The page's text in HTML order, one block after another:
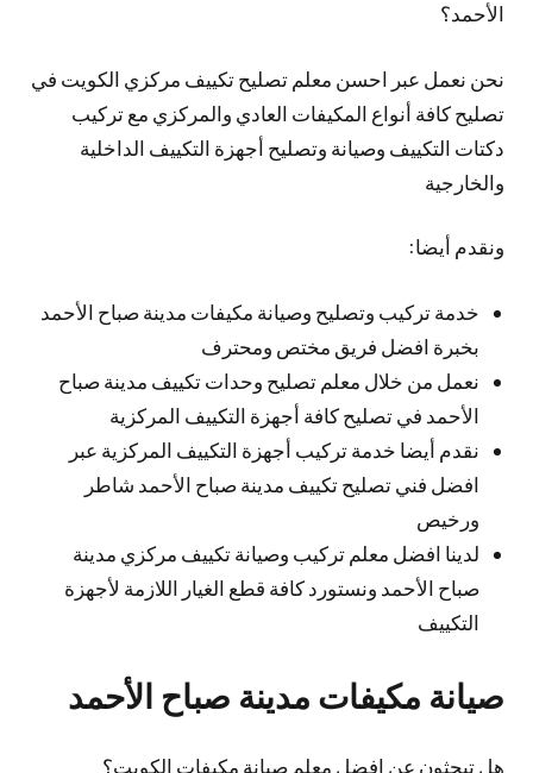
الأحمد؟
نحن نعمل عبر احسن معلم تصليح تكييف مركزي الكويت في
تصليح كافة أنواع المكيفات العادي والمركزي مع تركيب
دكتات التكييف وصيانة وتصليح أجهزة التكييف الداخلية
والخارجية
ونقدم أيضا:
خدمة تركيب وتصليح وصيانة مكيفات مدينة صباح الأحمد
بخبرة افضل فريق مختص ومحترف
نعمل من خلال معلم تصليح وحدات تكييف مدينة صباح
الأحمد في تصليح كافة أجهزة التكييف المركزية
نقدم أيضا خدمة تركيب أجهزة التكييف المركزية عبر
افضل فني تصليح تكييف مدينة صباح الأحمد شاطر
ورخيص
لدينا افضل معلم تركيب وصيانة تكييف مركزي مدينة
صباح الأحمد ونستورد كافة قطع الغيار اللازمة لأجهزة
التكييف
صيانة مكيفات مدينة صباح الأحمد
هل تبحثون عن افضل معلم صيانة مكيفات الكويت؟